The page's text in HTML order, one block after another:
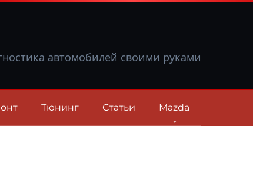
автомобилей своими руками
Тюнинг Статьи Mazda